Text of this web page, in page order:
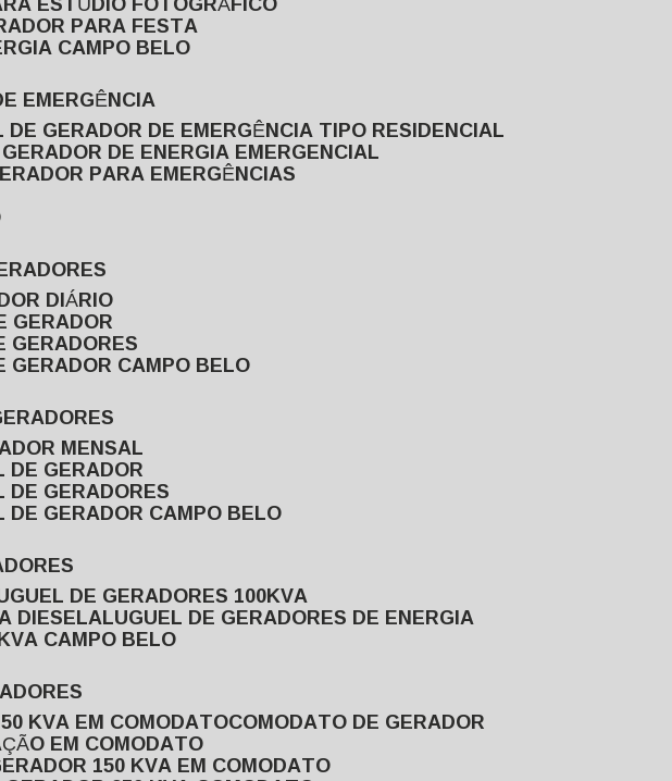
PARA FESTA
CAMPO BELO
EMERGÊNCIA
DE GERADOR DE EMERGÊNCIA TIPO RESIDENCIAL
GERADOR DE ENERGIA EMERGENCIAL
PARA EMERGÊNCIAS
DIÁRIO
GERADOR
GERADORES
GERADOR CAMPO BELO
MENSAL
DE GERADOR
DE GERADORES
DE GERADOR CAMPO BELO
DE GERADORES 100KVA
DIESEL ALUGUEL DE GERADORES DE ENERGIA
CAMPO BELO
KVA EM COMODATO COMODATO DE GERADOR
EM COMODATO
150 KVA EM COMODATO